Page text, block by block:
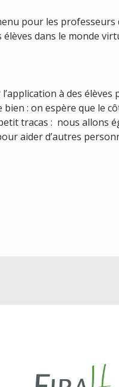
pour les professeurs
dans le monde
à des élèves
: on espère que le
tracas : nous allons
aider d’autres